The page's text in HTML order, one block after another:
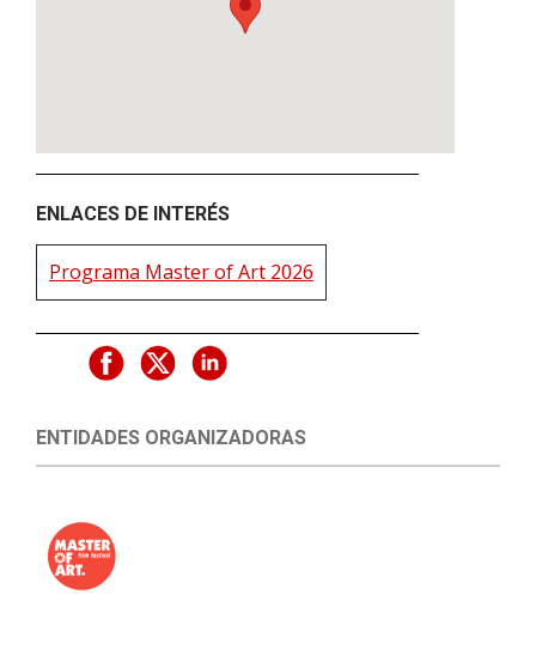
ENLACES DE INTERÉS
Programa Master of Art 2026
ENTIDADES ORGANIZADORAS